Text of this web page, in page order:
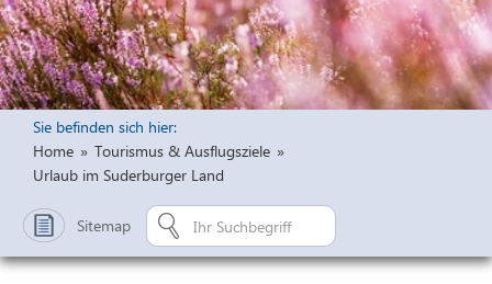
Sie befinden sich hier:
Home » Tourismus & Ausflugsziele »
Urlaub im Suderburger Land
Sitemap